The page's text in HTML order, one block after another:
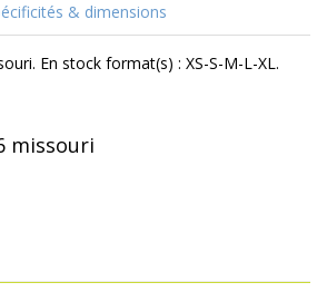
& dimensions
En stock format(s) : XS-S-M-L-XL.
missouri